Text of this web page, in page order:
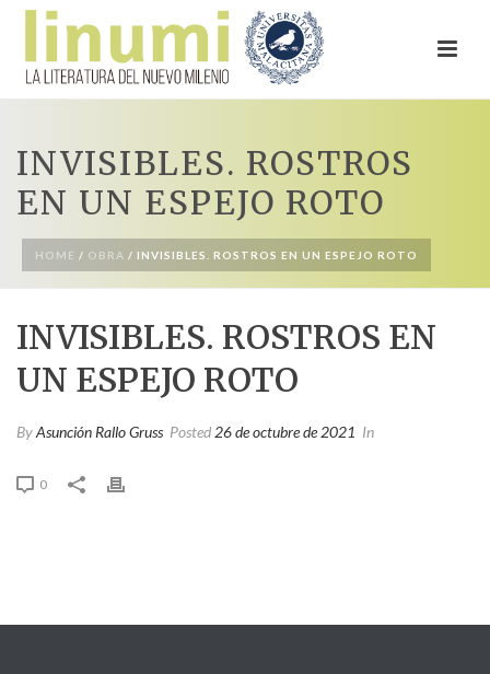
INVISIBLES. ROSTROS
EN UN ESPEJO ROTO
HOME / OBRA / INVISIBLES. ROSTROS EN UN ESPEJO ROTO
INVISIBLES. ROSTROS EN
UN ESPEJO ROTO
ByAsunción Rallo Gruss Posted 26 de octubre de 2021 In
0